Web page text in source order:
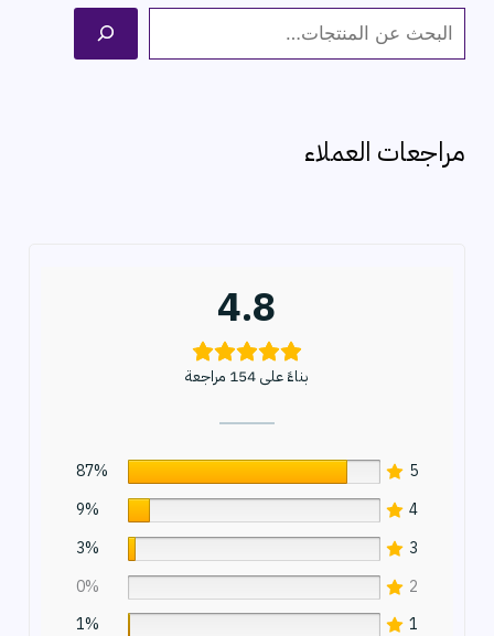
ل
ث
مراجعات العملاء
4.8
بناءً على 154 مراجعة
5
87%
4
9%
3
3%
2
0%
1
1%